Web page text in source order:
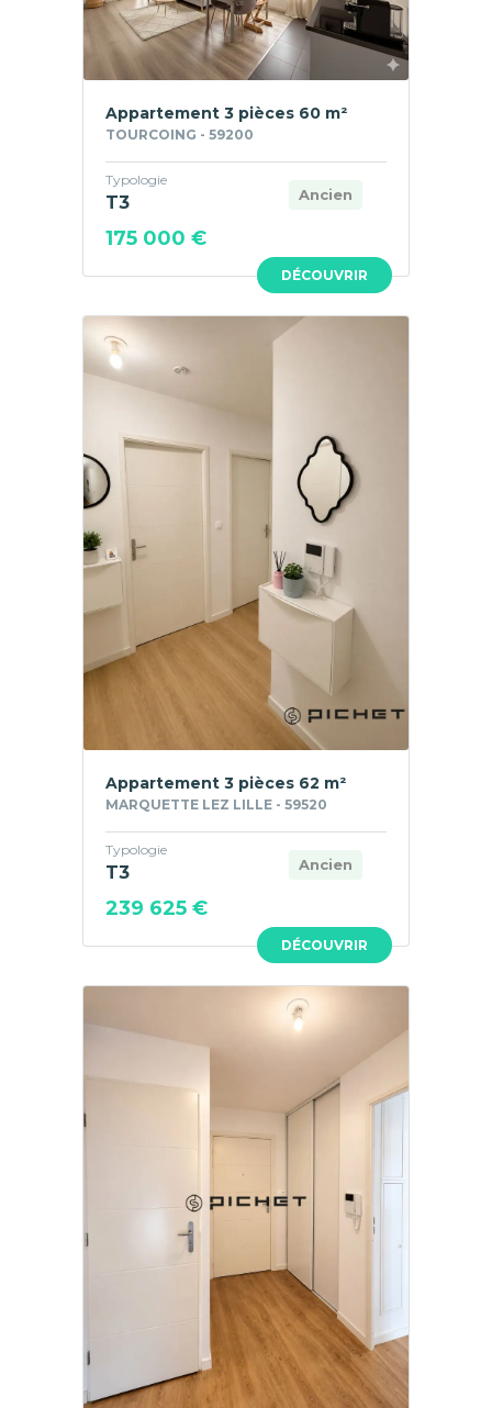
DÉCOUVRIR
Appartement 3 pièces 60 m²
TOURCOING - 59200
Ancien
Typologie
T3
175 000 €
DÉCOUVRIR
Appartement 3 pièces 62 m²
MARQUETTE LEZ LILLE - 59520
Ancien
Typologie
T3
239 625 €